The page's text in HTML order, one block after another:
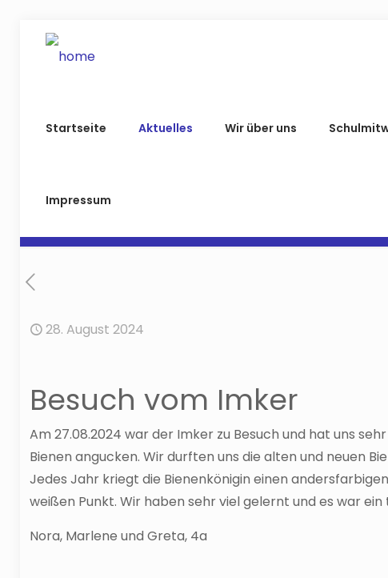
Startseite Aktuelles Wir über uns
Impressum
28. August 2024
Besuch vom Imker
Am 27.08.2024 war der Imker zu Besuch und hat uns
Bienen angucken. Wir durften uns die alten und neuen
Jedes Jahr kriegt die Bienenkönigin einen
weißen Punkt. Wir haben sehr viel gelernt und es war
Nora, Marlene und Greta, 4a